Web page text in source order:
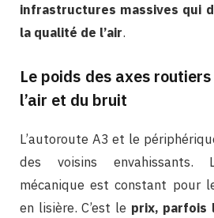
infrastructures massives qui
la qualité de l’air.
Le poids des axes
l’air et du bruit
L’autoroute A3 et le
des voisins envahissants.
mécanique est constant pour
en lisière. C’est le prix, parfois